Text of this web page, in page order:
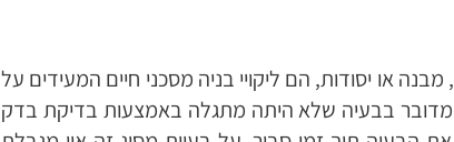
מבנה או יסודות, הם ליקויי בניה מסכני חיים המעידים על
מדובר בבעיה שלא היתה מתגלה באמצעות בדיקת בדק